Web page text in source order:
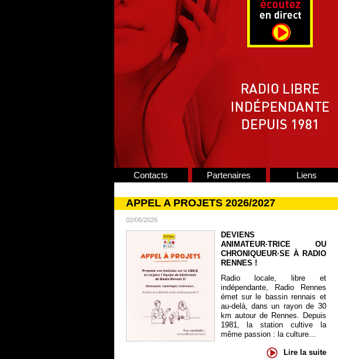
Contacts Partenaires Liens
APPEL A PROJETS 2026/2027
02/06/2026
DEVIENS
ANIMATEUR·TRICE OU
CHRONIQUEUR·SE À RADIO
RENNES !
Radio locale, libre et
indépendante, Radio Rennes
émet sur le bassin rennais et
au-delà, dans un rayon de 30
km autour de Rennes. Depuis
1981, la station cultive la
même passion : la culture...
Lire la suite